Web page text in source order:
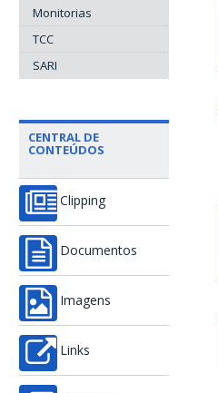
Monitorias
TCC
SARI
CENTRAL DE
CONTEÚDOS
Clipping
Documentos
Imagens
Links